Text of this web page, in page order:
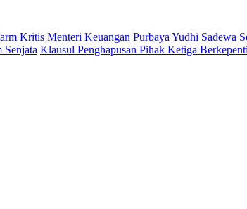
Kritis Menteri Keuangan Purbaya Yudhi Sadewa
Klausul Penghapusan Pihak Ketiga